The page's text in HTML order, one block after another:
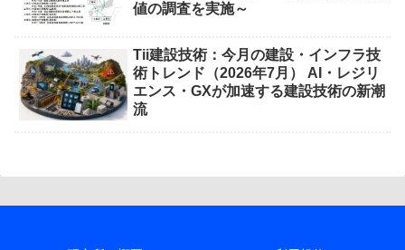
値の調査を実施～
Tii建設技術：今月の建設・インフラ技
術トレンド（2026年7月） AI・レジリ
エンス・GXが加速する建設技術の新潮
流